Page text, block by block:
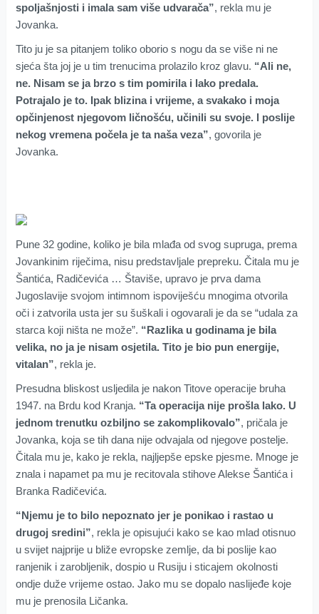
spoljašnjosti i imala sam više udvarača”, rekla mu je
Jovanka.
Tito ju je sa pitanjem toliko oborio s nogu da se više ni ne
sjeća šta joj je u tim trenucima prolazilo kroz glavu. “Ali ne,
ne. Nisam se ja brzo s tim pomirila i lako predala.
Potrajalo je to. Ipak blizina i vrijeme, a svakako i moja
opčinjenost njegovom ličnošću, učinili su svoje. I poslije
nekog vremena počela je ta naša veza”, govorila je
Jovanka.
Pune 32 godine, koliko je bila mlađa od svog supruga, prema
Jovankinim riječima, nisu predstavljale prepreku. Čitala mu je
Šantića, Radičevića … Štaviše, upravo je prva dama
Jugoslavije svojom intimnom ispoviješću mnogima otvorila
oči i zatvorila usta jer su šuškali i ogovarali je da se “udala za
starca koji ništa ne može”. “Razlika u godinama je bila
velika, no ja je nisam osjetila. Tito je bio pun energije,
vitalan”, rekla je.
Presudna bliskost usljedila je nakon Titove operacije bruha
1947. na Brdu kod Kranja. “Ta operacija nije prošla lako. U
jednom trenutku ozbiljno se zakomplikovalo”, pričala je
Jovanka, koja se tih dana nije odvajala od njegove postelje.
Čitala mu je, kako je rekla, najljepše epske pjesme. Mnoge je
znala i napamet pa mu je recitovala stihove Alekse Šantića i
Branka Radičevića.
“Njemu je to bilo nepoznato jer je ponikao i rastao u
drugoj sredini”, rekla je opisujući kako se kao mlad otisnuo
u svijet najprije u bliže evropske zemlje, da bi poslije kao
ranjenik i zarobljenik, dospio u Rusiju i sticajem okolnosti
ondje duže vrijeme ostao. Jako mu se dopalo naslijeđe koje
mu je prenosila Ličanka.